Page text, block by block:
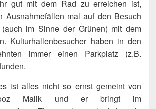
gut mit dem Rad zu erreichen ist,
Ausnahmefällen mal auf den Besuch
im Sinne der Grünen) mit dem
Kulturhallenbesucher haben in den
immer einen Parkplatz (z.B.
ist alles nicht so ernst gemeint von
Malik und er bringt im